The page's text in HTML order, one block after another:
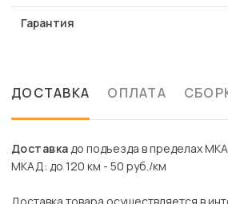
Гарантия
ДОСТАВКА ОПЛАТА
Доставкадо подъезда в пределах
МКАД: до 120 км - 50 руб./км